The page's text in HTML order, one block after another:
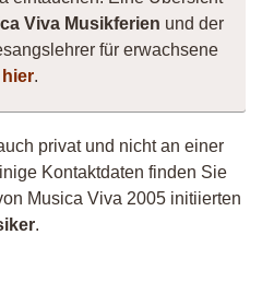
Viva Musikferien und der
für erwachsene
hier.
privat und nicht an einer
Kontaktdaten finden Sie
Musica Viva 2005 initiierten
.